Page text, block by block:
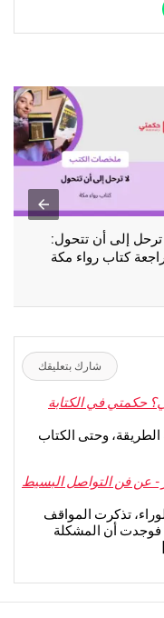
ترحل إلى أن تتحول:
كتاب رواء مكة
شارك بتعليقك
حكمتي في الكتابة
الطريقة، وحتى الكتاب
- عن فن التواصل البسيط
تذكرت المواقف
فوجدت أن المشكلة